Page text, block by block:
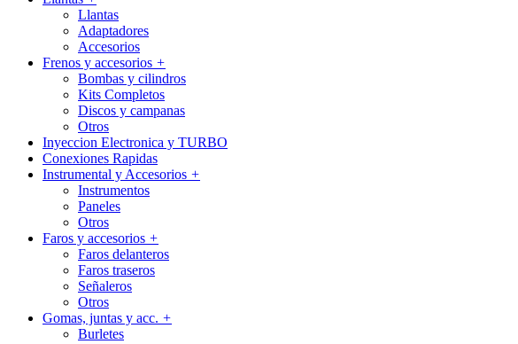
Llantas
Adaptadores
Accesorios
Frenos y accesorios +
Bombas y cilindros
Kits Completos
Discos y campanas
Otros
Inyeccion Electronica y TURBO
Conexiones Rapidas
Instrumental y Accesorios +
Instrumentos
Paneles
Otros
Faros y accesorios +
Faros delanteros
Faros traseros
Señaleros
Otros
Gomas, juntas y acc. +
Burletes